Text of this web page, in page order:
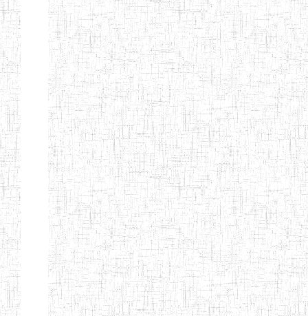
Afficher Page 11 sur 13 Total: 307
Début Préc. 4 5 6 7 8
9
13
Suivant Fin
GTTC
FUNDONG
17/07/2001 ENIEG
Etablissements
d'enseignement